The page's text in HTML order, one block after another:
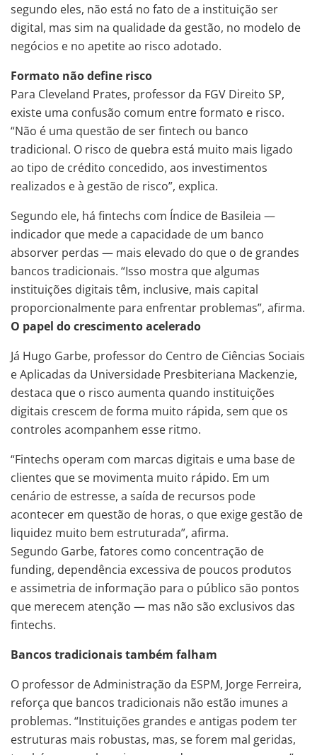
segundo eles, não está no fato de a instituição ser
digital, mas sim na qualidade da gestão, no modelo de
negócios e no apetite ao risco adotado.
Formato não define risco
Para Cleveland Prates, professor da FGV Direito SP,
existe uma confusão comum entre formato e risco.
“Não é uma questão de ser fintech ou banco
tradicional. O risco de quebra está muito mais ligado
ao tipo de crédito concedido, aos investimentos
realizados e à gestão de risco”, explica.
Segundo ele, há fintechs com Índice de Basileia —
indicador que mede a capacidade de um banco
absorver perdas — mais elevado do que o de grandes
bancos tradicionais. “Isso mostra que algumas
instituições digitais têm, inclusive, mais capital
proporcionalmente para enfrentar problemas”, afirma.
O papel do crescimento acelerado
Já Hugo Garbe, professor do Centro de Ciências Sociais
e Aplicadas da Universidade Presbiteriana Mackenzie,
destaca que o risco aumenta quando instituições
digitais crescem de forma muito rápida, sem que os
controles acompanhem esse ritmo.
“Fintechs operam com marcas digitais e uma base de
clientes que se movimenta muito rápido. Em um
cenário de estresse, a saída de recursos pode
acontecer em questão de horas, o que exige gestão de
liquidez muito bem estruturada”, afirma.
Segundo Garbe, fatores como concentração de
funding, dependência excessiva de poucos produtos
e assimetria de informação para o público são pontos
que merecem atenção — mas não são exclusivos das
fintechs.
Bancos tradicionais também falham
O professor de Administração da ESPM, Jorge Ferreira,
reforça que bancos tradicionais não estão imunes a
problemas. “Instituições grandes e antigas podem ter
estruturas mais robustas, mas, se forem mal geridas,